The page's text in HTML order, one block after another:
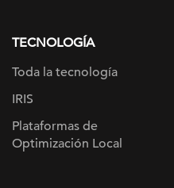
TECNOLOGÍA
Toda la tecnología
IRIS
Plataformas de
Optimización Local